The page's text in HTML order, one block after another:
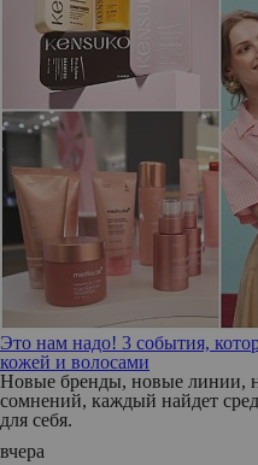
Это нам надо! 3 события,
кожей и волосами
Новые бренды, новые линии,
сомнений, каждый найдет
для себя.
вчера